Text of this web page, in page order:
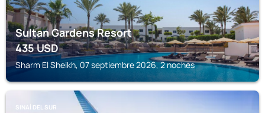
Sultan Gardens Resort
435USD
Sharm El Sheikh, 07 septiembre 2026, 2 noches
SINAÍ DEL SUR